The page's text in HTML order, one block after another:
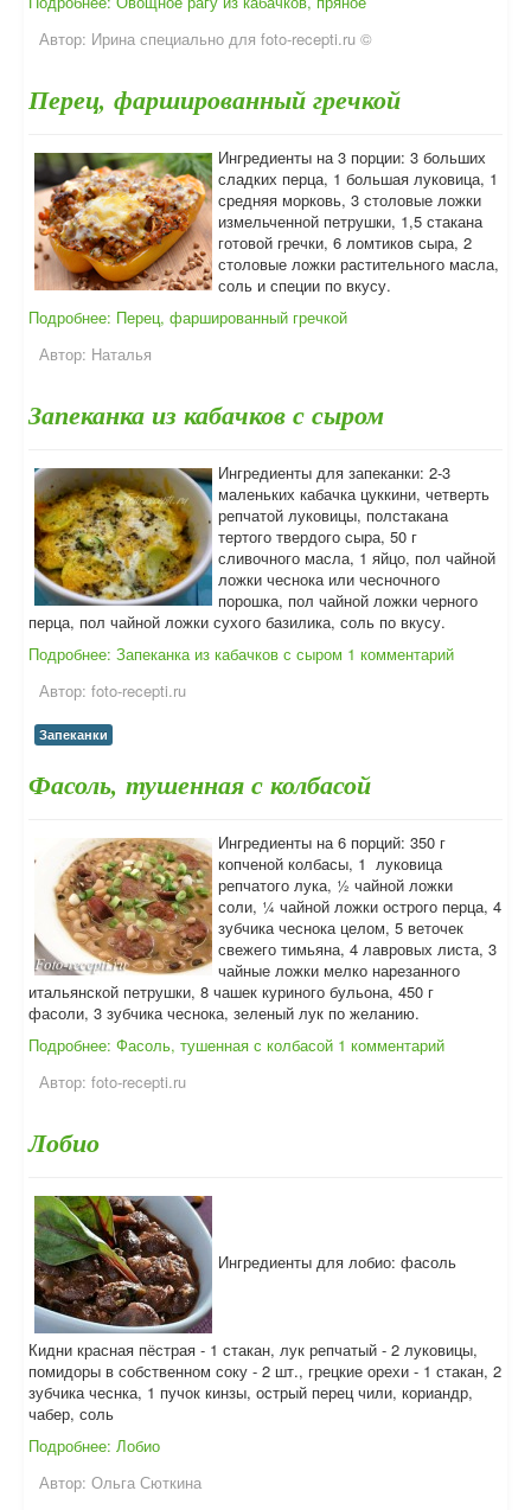
Автор: Ирина специально для foto-recepti.ru ©
Перец, фаршированный гречкой
Ингредиенты на 3 порции: 3 больших
сладких перца, 1 большая луковица, 1
средняя морковь, 3 столовые ложки
измельченной петрушки, 1,5 стакана
готовой гречки, 6 ломтиков сыра, 2
столовые ложки растительного масла,
соль и специи по вкусу.
Подробнее: Перец, фаршированный гречкой
Автор: Наталья
Запеканка из кабачков с сыром
Ингредиенты для запеканки: 2-3
маленьких кабачка цуккини, четверть
репчатой луковицы, полстакана
тертого твердого сыра, 50 г
сливочного масла, 1 яйцо, пол чайной
ложки чеснока или чесночного
порошка, пол чайной ложки черного
перца, пол чайной ложки сухого базилика, соль по вкусу.
Подробнее: Запеканка из кабачков с сыром 1 комментарий
Автор: foto-recepti.ru
Запеканки
Фасоль, тушенная с колбасой
Ингредиенты на 6 порций: 350 г
копченой колбасы, 1 луковица
репчатого лука, ½ чайной ложки
соли, ¼ чайной ложки острого перца, 4
зубчика чеснока целом, 5 веточек
свежего тимьяна, 4 лавровых листа, 3
чайные ложки мелко нарезанного
итальянской петрушки, 8 чашек куриного бульона, 450 г
фасоли, 3 зубчика чеснока, зеленый лук по желанию.
Подробнее: Фасоль, тушенная с колбасой 1 комментарий
Автор: foto-recepti.ru
Лобио
Ингредиенты для лобио: фасоль
Кидни красная пёстрая - 1 стакан, лук репчатый - 2 луковицы,
помидоры в собственном соку - 2 шт., грецкие орехи - 1 стакан, 2
зубчика чеснка, 1 пучок кинзы, острый перец чили, кориандр,
чабер, соль
Подробнее: Лобио
Автор: Ольга Сюткина